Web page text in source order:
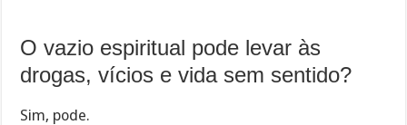
O vazio espiritual pode levar às
drogas, vícios e vida sem sentido?
Sim, pode.